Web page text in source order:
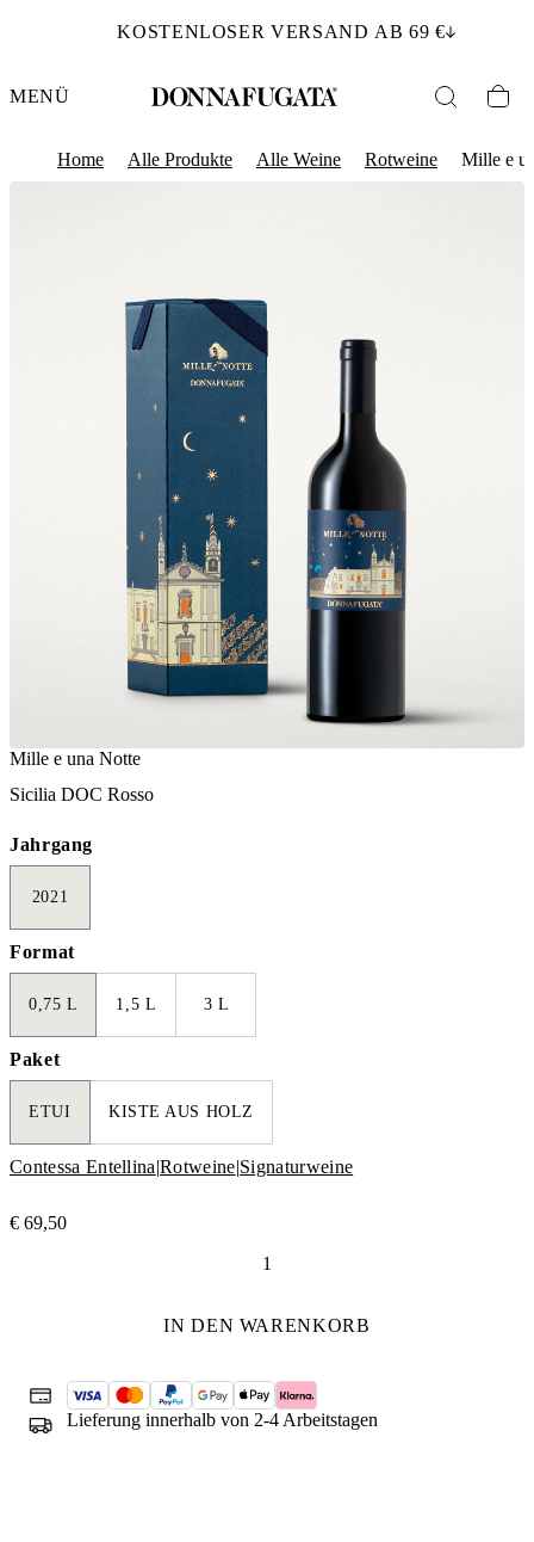
KOSTENLOSER VERSAND AB 69 €
MENÜ
Home Alle Produkte Alle Weine Rotweine Mille e
Mille e una Notte
Sicilia DOC Rosso
Jahrgang
2021
Format
0,75 L 1,5 L 3 L
Paket
ETUI KISTE AUS HOLZ
Contessa Entellina|Rotweine|Signaturweine
€ 69,50
IN DEN WARENKORB
Lieferung innerhalb von 2-4 Arbeitstagen